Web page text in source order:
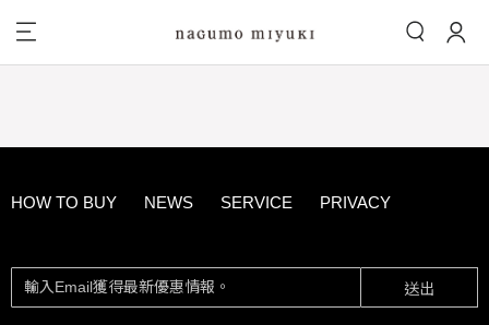
HOW TO BUY NEWS SERVICE PRIVACY
送出